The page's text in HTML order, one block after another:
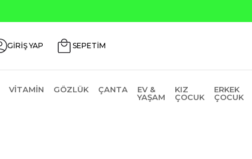
GİRİŞ YAP SEPETİM
VITAMIN GÖZLÜK ÇANTA
EV &
YAŞAM
KIZ
ÇOCUK
ERKEK
ÇOCUK